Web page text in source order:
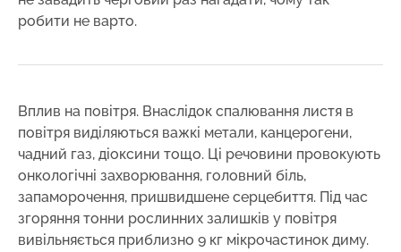
робити не варто.
Вплив на повітря. Внаслідок спалювання листя в
повітря виділяються важкі метали, канцерогени,
чадний газ, діоксини тощо. Ці речовини провокують
онкологічні захворювання, головний біль,
запаморочення, пришвидшене серцебиття. Під час
згоряння тонни рослинних залишків у повітря
вивільняється приблизно 9 кг мікрочастинок диму.